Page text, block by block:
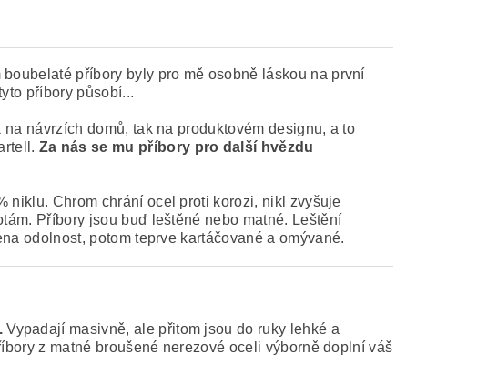
příbory byly pro mě osobně láskou na první
příbory působí...
návrzích domů, tak na produktovém designu, a to
Za nás se mu příbory pro další hvězdu
niklu. Chrom chrání ocel proti korozi, nikl zvyšuje
Příbory jsou buď leštěné nebo matné. Leštění
odolnost, potom teprve kartáčované a omývané.
Vypadají masivně, ale přitom jsou do ruky lehké a
z matné broušené nerezové oceli výborně doplní váš